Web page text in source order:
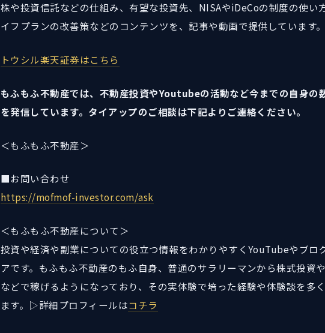
株や投資信託などの仕組み、有望な投資先、NISAやiDeCoの制度の使い
イフプランの改善策などのコンテンツを、記事や動画で提供しています。
トウシル楽天証券はこちら
もふもふ不動産では、不動産投資やYoutubeの活動など今までの自身の
を発信しています。タイアップのご相談は下記よりご連絡ください。
＜もふもふ不動産＞
■お問い合わせ
https://mofmof-investor.com/ask
＜もふもふ不動産について＞
投資や経済や副業についての役立つ情報をわかりやすくYouTubeやブロ
アです。もふもふ不動産のもふ自身、普通のサラリーマンから株式投資
などで稼げるようになっており、その実体験で培った経験や体験談を多
ます。▷詳細プロフィールはコチラ